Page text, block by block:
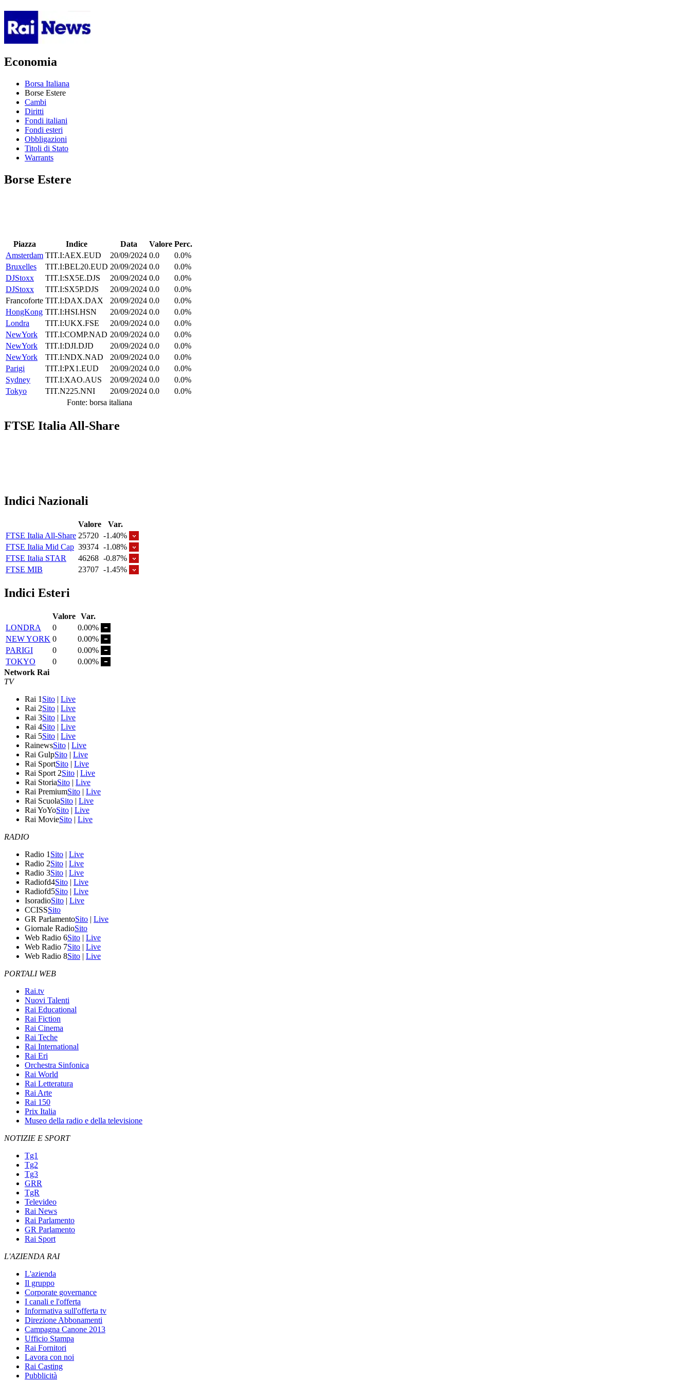
Economia
Borsa Italiana
Borse Estere
Cambi
Diritti
Fondi italiani
Fondi esteri
Obbligazioni
Titoli di Stato
Warrants
Borse Estere
Piazza Indice Data Valore Perc.
Amsterdam TIT.I:AEX.EUD 20/09/2024 0.0
0.0%
Bruxelles
TIT.I:BEL20.EUD 20/09/2024 0.0
0.0%
DJStoxx
TIT.I:SX5E.DJS 20/09/2024 0.0
0.0%
DJStoxx
TIT.I:SX5P.DJS 20/09/2024 0.0
0.0%
Francoforte TIT.I:DAX.DAX 20/09/2024 0.0
0.0%
HongKong TIT.I:HSI.HSN 20/09/2024 0.0
0.0%
Londra
TIT.I:UKX.FSE 20/09/2024 0.0
0.0%
NewYork
TIT.I:COMP.NAD 20/09/2024 0.0
0.0%
NewYork
TIT.I:DJI.DJD 20/09/2024 0.0
0.0%
NewYork
TIT.I:NDX.NAD 20/09/2024 0.0
0.0%
Parigi
TIT.I:PX1.EUD 20/09/2024 0.0
0.0%
Sydney
TIT.I:XAO.AUS 20/09/2024 0.0
0.0%
Tokyo
TIT.N225.NNI 20/09/2024 0.0
0.0%
Fonte: borsa italiana
FTSE Italia All-Share
Indici Nazionali
Valore
Var.
FTSE Italia All-Share 25720 -1.40%
FTSE Italia Mid Cap 39374 -1.08%
FTSE Italia STAR
46268 -0.87%
FTSE MIB
23707 -1.45%
Indici Esteri
Valore Var.
LONDRA
0
0.00%
NEW YORK 0
0.00%
PARIGI
0
0.00%
TOKYO
0
0.00%
Network Rai
TV
Rai 1 Sito | Live
Rai 2Sito | Live
Rai 3Sito | Live
Rai 4Sito | Live
Rai 5Sito | Live
RainewsSito | Live
Rai GulpSito | Live
Rai SportSito | Live
Rai Sport 2Sito | Live
Rai StoriaSito | Live
Rai PremiumSito | Live
Rai ScuolaSito | Live
Rai YoYoSito | Live
Rai MovieSito | Live
RADIO
Radio 1 Sito | Live
Radio 2Sito | Live
Radio 3Sito | Live
Radiofd4Sito | Live
Radiofd5Sito | Live
IsoradioSito | Live
CCISSSito
GR ParlamentoSito | Live
Giornale RadioSito
Web Radio 6Sito | Live
Web Radio 7Sito | Live
Web Radio 8Sito | Live
PORTALI WEB
Rai.tv
Nuovi Talenti
Rai Educational
Rai Fiction
Rai Cinema
Rai Teche
Rai International
Rai Eri
Orchestra Sinfonica
Rai World
Rai Letteratura
Rai Arte
Rai 150
Prix Italia
Museo della radio e della televisione
NOTIZIE E SPORT
Tg1
Tg2
Tg3
GRR
TgR
Televideo
Rai News
Rai Parlamento
GR Parlamento
Rai Sport
L'AZIENDA RAI
L'azienda
Il gruppo
Corporate governance
I canali e l'offerta
Informativa sull'offerta tv
Direzione Abbonamenti
Campagna Canone 2013
Ufficio Stampa
Rai Fornitori
Lavora con noi
Rai Casting
Pubblicità